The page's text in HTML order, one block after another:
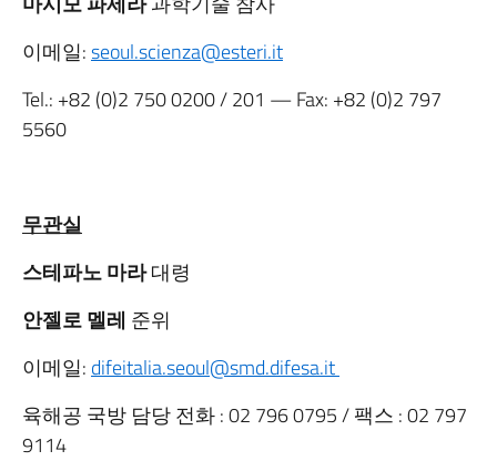
이메일:seoul.scienza@esteri.it
Tel.: +82 (0)2 750 0200/ 201 — Fax: +82 (0)2 797
5560
무관실
스테파노 마라대령
안젤로 멜레 준위
이메일: difeitalia.seoul@smd.difesa.it
육해공 국방 담당 전화 : 02 796 0795 / 팩스 : 02 797
9114